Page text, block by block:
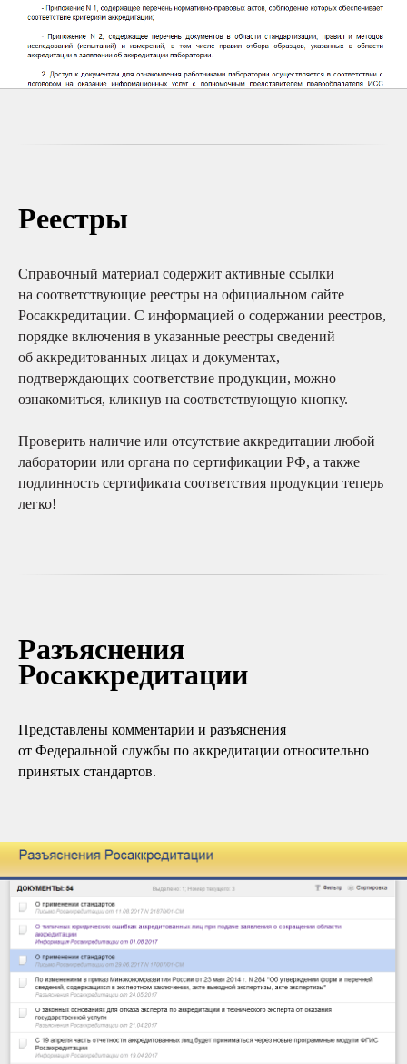
Реестры
Справочный материал содержит активные ссылки
на соответствующие реестры на официальном сайте
Росаккредитации. С информацией о содержании реестров,
порядке включения в указанные реестры сведений
об аккредитованных лицах и документах,
подтверждающих соответствие продукции, можно
ознакомиться, кликнув на соответствующую кнопку.
Проверить наличие или отсутствие аккредитации любой
лаборатории или органа по сертификации РФ, а также
подлинность сертификата соответствия продукции теперь
легко!
Разъяснения
Росаккредитации
Представлены комментарии и разъяснения
от Федеральной службы по аккредитации относительно
принятых стандартов.